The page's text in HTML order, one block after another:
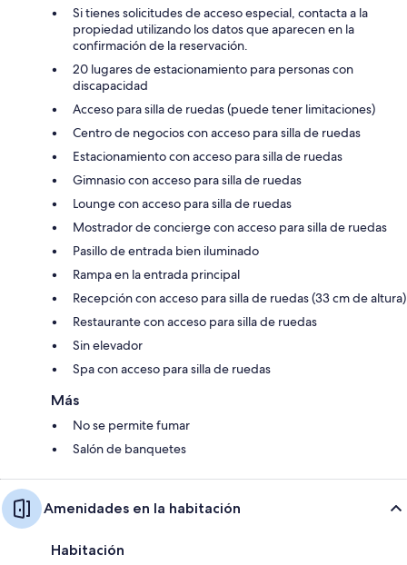
Si tienes solicitudes de acceso especial, contacta a la
propiedad utilizando los datos que aparecen en la
confirmación de la reservación.
20 lugares de estacionamiento para personas con
discapacidad
Acceso para silla de ruedas (puede tener limitaciones)
Centro de negocios con acceso para silla de ruedas
Estacionamiento con acceso para silla de ruedas
Gimnasio con acceso para silla de ruedas
Lounge con acceso para silla de ruedas
Mostrador de concierge con acceso para silla de ruedas
Pasillo de entrada bien iluminado
Rampa en la entrada principal
Recepción con acceso para silla de ruedas (33 cm de altura)
Restaurante con acceso para silla de ruedas
Sin elevador
Spa con acceso para silla de ruedas
Más
No se permite fumar
Salón de banquetes
Amenidades en la habitación
Habitación